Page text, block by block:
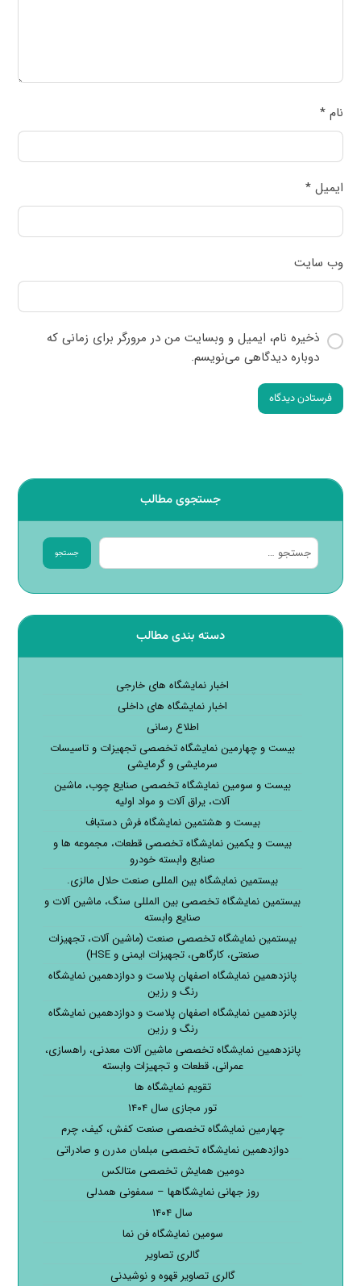
نام*
ایمیل*
وب‌ سایت
ذخیره نام، ایمیل و وبسایت من در مرورگر برای زمانی که
دوباره دیدگاهی می‌نویسم.
فرستادن دیدگاه
جستجوی مطالب
جستجو
دسته بندی مطالب
اخبار نمایشگاه های خارجی
اخبار نمایشگاه های داخلی
اطلاع رسانی
بیست و چهارمین نمایشگاه تخصصی تجهیزات و تاسیسات
سرمایشی و گرمایشی
بیست و سومین نمایشگاه تخصصی صنایع چوب، ماشین
آلات، یراق آلات و مواد اولیه
بیست و هشتمین نمایشگاه فرش دستباف
بیست و یکمین نمایشگاه تخصصی قطعات، مجموعه ها و
صنایع وابسته خودرو
بیستمین نمایشگاه بین المللی صنعت حلال مالزی.
بیستمین نمایشگاه تخصصی بین المللی سنگ، ماشین آلات و
صنایع وابسته
بیستمین نمایشگاه تخصصی صنعت (ماشین آلات، تجهیزات
صنعتی، کارگاهی، تجهیزات ایمنی و HSE)
پانزدهمین نمایشگاه اصفهان پلاست و دوازدهمین نمایشگاه
رنگ و رزین
پانزدهمین نمایشگاه اصفهان پلاست و دوازدهمین نمایشگاه
رنگ و رزین
پانزدهمین نمایشگاه تخصصی ماشین آلات معدنی، راهسازی،
عمرانی، قطعات و تجهیزات وابسته
تقویم نمایشگاه ها
تور مجازی سال ۱۴۰۴
چهارمین نمایشگاه تخصصی صنعت کفش، کیف، چرم
دوازدهمین نمایشگاه تخصصی مبلمان مدرن و صادراتی
دومین همایش تخصصی متالکس
روز جهانی نمایشگاهها – سمفونی همدلی
سال ۱۴۰۴
سومین نمایشگاه فن نما
گالری تصاویر
گالری تصاویر قهوه و نوشیدنی